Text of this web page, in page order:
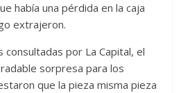
había una pérdida en la caja
extrajeron.
consultadas por La Capital, el
sorpresa para los
que la pieza misma pieza